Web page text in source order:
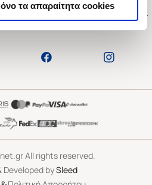
τα απαραίτητα cookies
All rights reserved.
Developed bySleed